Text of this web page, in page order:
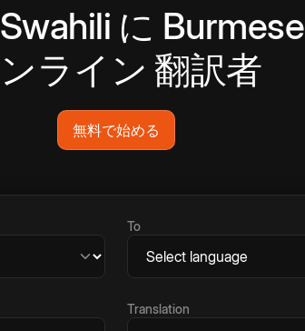
Swahili に Burmese
ライン 翻訳者
無料で始める
To
Translation